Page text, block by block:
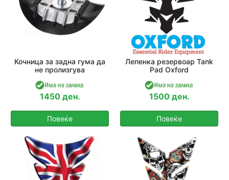
Кочница за задна гума да
не пролизгува
1450 ден.
Повеќе
Лепенка резервоар Tank
Pad Oxford
1500 ден.
Повеќе